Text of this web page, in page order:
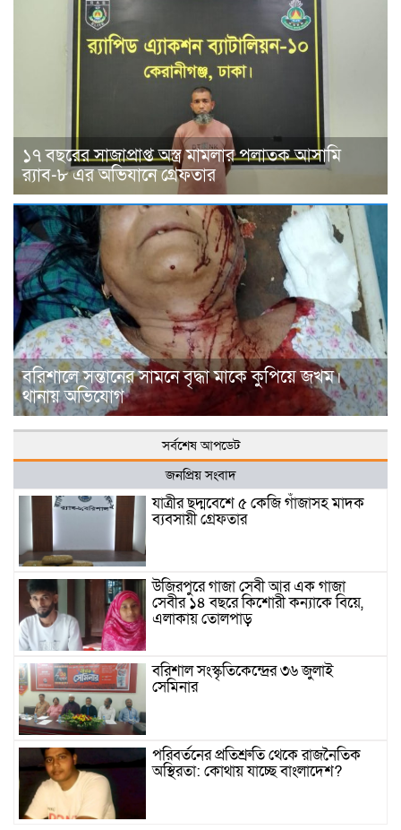
১৭ বছরের সাজাপ্রাপ্ত অস্ত্র মামলার পলাতক আসামি
র‍্যাব-৮ এর অভিযানে গ্রেফতার
বরিশালে সন্তানের সামনে বৃদ্ধা মাকে কুপিয়ে জখম।
থানায় অভিযোগ
সর্বশেষ আপডেট
জনপ্রিয় সংবাদ
যাত্রীর ছদ্মবেশে ৫ কেজি গাঁজাসহ মাদক
ব্যবসায়ী গ্রেফতার
উজিরপুরে গাজা সেবী আর এক গাজা
সেবীর ১৪ বছরে কিশোরী কন্যাকে বিয়ে,
এলাকায় তোলপাড়
বরিশাল সংস্কৃতিকেন্দ্রের ৩৬ জুলাই
সেমিনার
পরিবর্তনের প্রতিশ্রুতি থেকে রাজনৈতিক
অস্থিরতা: কোথায় যাচ্ছে বাংলাদেশ?